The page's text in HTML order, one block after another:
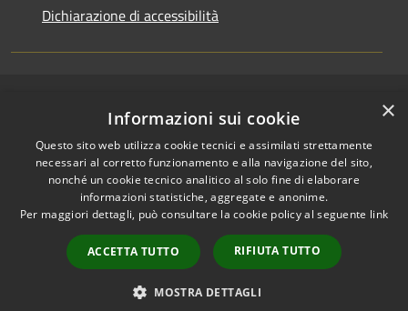
Dichiarazione di accessibilità
Privacy
Cookie
Mappa del sito
Area riservata Actalis
Area riservata Posta
Elettronica Istituzionale
Protocollo informatico
Copyright © 2026 • Comune di
Cerenzia • Powered by
Municipium•Accesso
redazione
×
Informazioni sui cookie
Questo sito web utilizza cookie tecnici e assimilati strettamente
necessari al corretto funzionamento e alla navigazione del sito,
nonché un cookie tecnico analitico al solo fine di elaborare
informazioni statistiche, aggregate e anonime.
Per maggiori dettagli, può consultare la cookie policy al seguente link
ACCETTA TUTTO RIFIUTA TUTTO
MOSTRA DETTAGLI